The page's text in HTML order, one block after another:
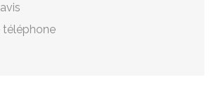
téléphone